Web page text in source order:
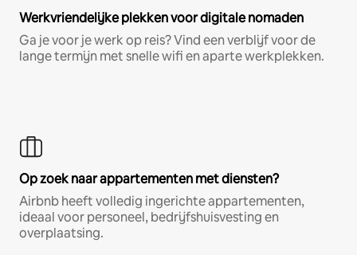
Werkvriendelijke plekken voor digitale nomaden
Ga je voor je werk op reis? Vind een verblijf voor de
lange termijn met snelle wifi en aparte werkplekken.
Op zoek naar appartementen met diensten?
Airbnb heeft volledig ingerichte appartementen,
ideaal voor personeel, bedrijfshuisvesting en
overplaatsing.